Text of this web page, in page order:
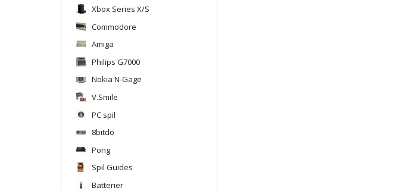
Xbox Series X/S
Commodore
Amiga
Philips G7000
Nokia N-Gage
V.Smile
PC spil
8bitdo
Pong
Spil Guides
Batterier